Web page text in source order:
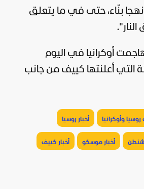
نهجا بنّاء، حتى في ما يتعلق
أوكرانيا في اليوم
التي أعلنتها كييف من جانب
روسيا وأوكرانيا أخبار روسيا
أخبار موسكو أخبار كييف